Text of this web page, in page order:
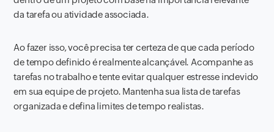
da tarefa ou atividade associada.
Ao fazer isso, você precisa ter certeza de que cada período
de tempo definido é realmente alcançável. Acompanhe as
tarefas no trabalho e tente evitar qualquer estresse indevido
em sua equipe de projeto. Mantenha sua lista de tarefas
organizada e defina limites de tempo realistas.